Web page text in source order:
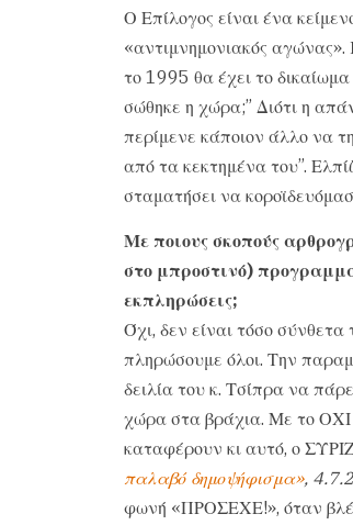
Ο Επίλογος είναι ένα
«αντιμνημονιακός αγώνας».
το 1995 θα έχει το
σώθηκε η χώρα;” Διότι η
περίμενε κάποιον άλλο να
από τα κεκτημένα του”.
σταματήσει να
Με ποιους σκοπούς
στο μπροστινό)
εκπληρώσεις;
Όχι, δεν είναι τόσο
πληρώσουμε όλοι. Την
δειλία του κ. Τσίπρα να
χώρα στα βράχια. Με το ΟΧΙ
καταφέρουν κι αυτό, ο
παλαβό δημοψήφισμα»,
φωνή «ΠΡΟΣΕΧΕ!», όταν